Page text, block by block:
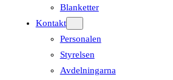
Blanketter
Kontakt
Personalen
Styrelsen
Avdelningarna